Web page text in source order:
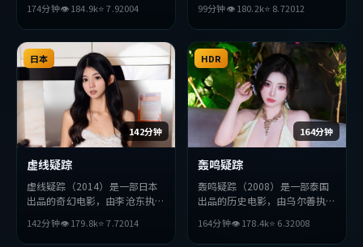
演。影片在叙事与视听上力求突
破，探讨人性与抉择，节奏张弛
有度，适合喜欢该类型的观众完
整观看。
174分钟👁184.9k⭐7.92004
演。影片在叙事与视听上力求突
破，探讨人性与抉择，节奏张弛
有度，适合喜欢该类型的观众完
整观看。
99分钟👁180.2k⭐ 8.72012
142分钟
日本
虚线疑踪
虚线疑踪（2014）是一部日本
出品的奇幻电影，由李沧东执
主演。影片在叙事与视听上力求
突破，探讨人性与抉择，节奏张
142分钟👁179.8k⭐7.72014
164分钟
HDR
轰鸣疑踪
轰鸣疑踪（2008）是一部泰国
出品的历史电影，由乌尔善执
等主演。影片在叙事与视听上力
求突破，探讨人性与抉择，节奏
164分钟👁178.4k⭐ 6.32008